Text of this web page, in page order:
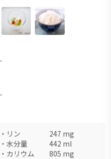
・ リン 247 mg
・ 水分量 442 ml
・ カリウム 805 mg